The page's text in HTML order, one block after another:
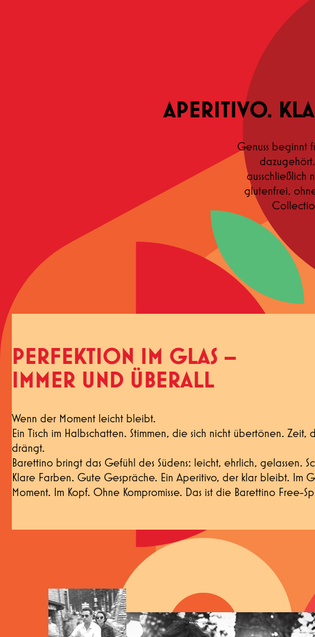
APERITIVO.
Genuss beginnt
ausschließlich
glutenfrei,
PERFEKTION IM GLAS –
IMMER UND ÜBERALL
Wenn der Moment leicht bleibt.
Ein Tisch im Halbschatten. Stimmen, die sich nicht übertönen. Zeit,
drängt.
Barettino bringt das Gefühl des Südens: leicht, ehrlich, gelassen.
Klare Farben. Gute Gespräche. Ein Aperitivo, der klar bleibt. Im
Moment. Im Kopf. Ohne Kompromisse. Das ist die Barettino Free-